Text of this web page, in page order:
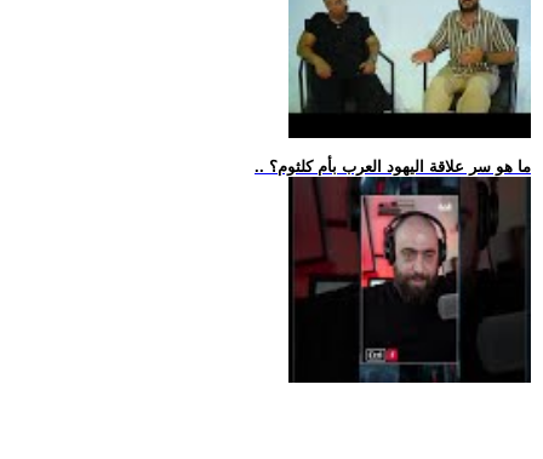
.. ما هو سر علاقة اليهود العرب بأم كلثوم؟